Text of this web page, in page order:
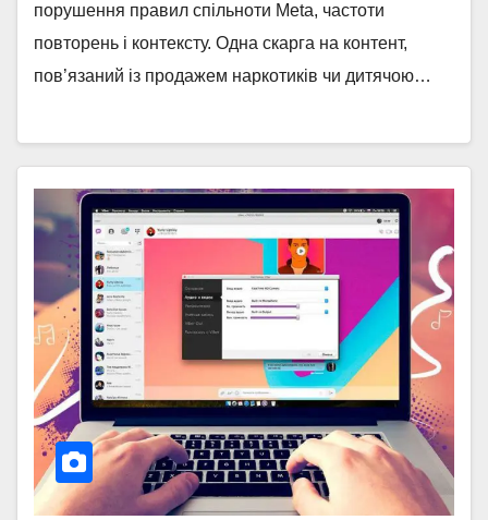
порушення правил спільноти Meta, частоти
повторень і контексту. Одна скарга на контент,
пов’язаний із продажем наркотиків чи дитячою…